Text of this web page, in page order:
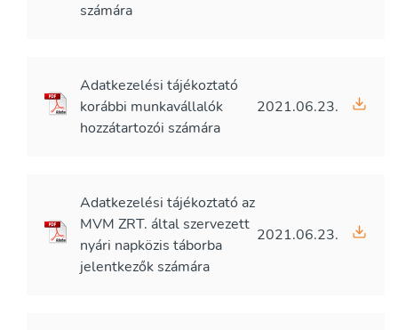
számára
Adatkezelési tájékoztató
korábbi munkavállalók
hozzátartozói számára
2021.06.23.
Adatkezelési tájékoztató az
MVM ZRT. által szervezett
nyári napközis táborba
jelentkezők számára
2021.06.23.